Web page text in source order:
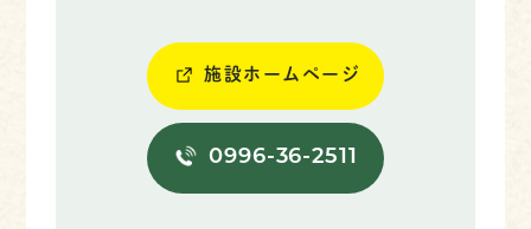
施設ホームページ
0996-36-2511